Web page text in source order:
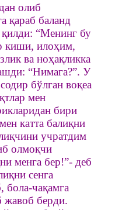
олиб
қараб баланд
“Менинг бу
киши, илоҳим,
ва ноҳақликка
“Нимага?”. У
бўлган воқеа
мен
бири
катта балиқни
учратдим
олмоқчи
менга бер!”- деб
сенга
бола-чақамга
жавоб берди.